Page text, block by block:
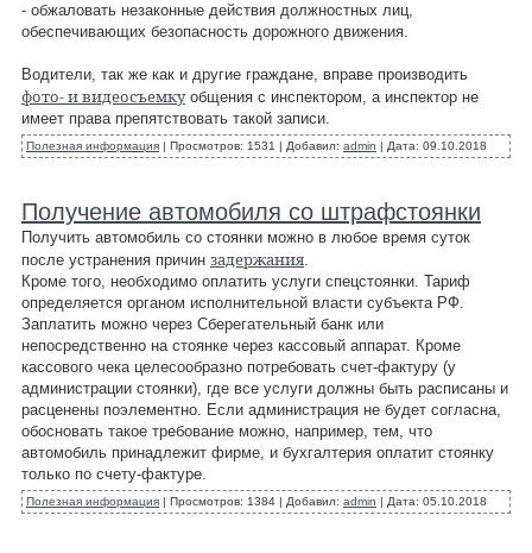
- обжаловать незаконные действия должностных лиц,
обеспечивающих безопасность дорожного движения.
Водители, так же как и другие граждане, вправе производить
фото- и видеосъемкуобщения с инспектором, а инспектор не
имеет права препятствовать такой записи.
Полезная информация Просмотров: 1531 Добавил: admin Дата: 09.10.2018
Получение автомобиля со штрафстоянки
Получить автомобиль со стоянки можно в любое время суток
после устранения причин задержания.
Кроме того, необходимо оплатить услуги спецстоянки. Тариф
определяется органом исполнительной власти субъекта РФ.
Заплатить можно через Сберегательный банк или
непосредственно на стоянке через кассовый аппарат. Кроме
кассового чека целесообразно потребовать счет-фактуру (у
администрации стоянки), где все услуги должны быть расписаны и
расценены поэлементно. Если администрация не будет согласна,
обосновать такое требование можно, например, тем, что
автомобиль принадлежит фирме, и бухгалтерия оплатит стоянку
только по счету-фактуре.
Полезная информация Просмотров: 1384 Добавил: admin Дата: 05.10.2018